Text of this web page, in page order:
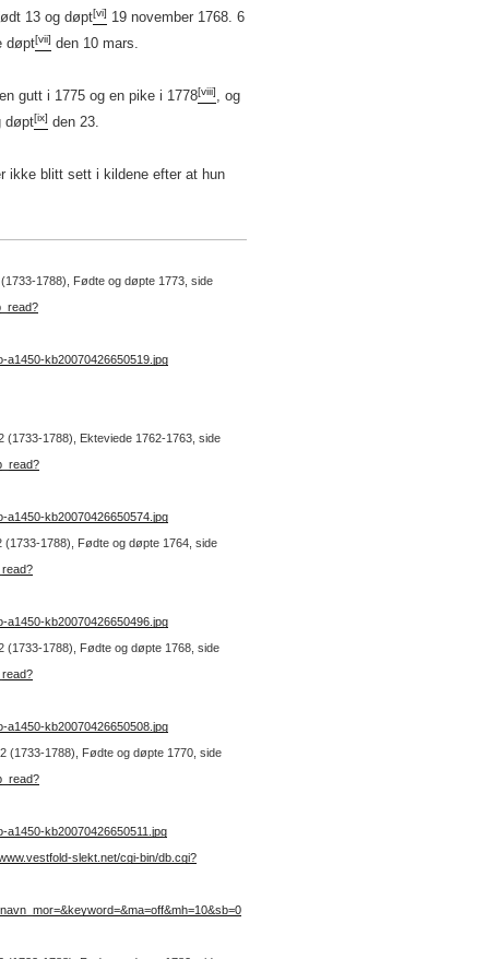
13 og døpt[vi] 19 november 1768. 6
døpt[vii] den 10 mars.
gutt i 1775 og en pike i 1778[viii], og
døpt[ix] den 23.
ikke blitt sett i kildene efter at hun
1788), Fødte og døpte 1773, side
a1450-kb20070426650519.jpg
(1733-1788), Ekteviede 1762-1763, side
a1450-kb20070426650574.jpg
(1733-1788), Fødte og døpte 1764, side
a1450-kb20070426650496.jpg
(1733-1788), Fødte og døpte 1768, side
a1450-kb20070426650508.jpg
(1733-1788), Fødte og døpte 1770, side
kb20070426650511.jpg
slekt.net/cgi-bin/db.cgi?